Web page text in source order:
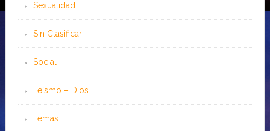
Sexualidad
Sin Clasificar
Social
Teísmo – Dios
Temas